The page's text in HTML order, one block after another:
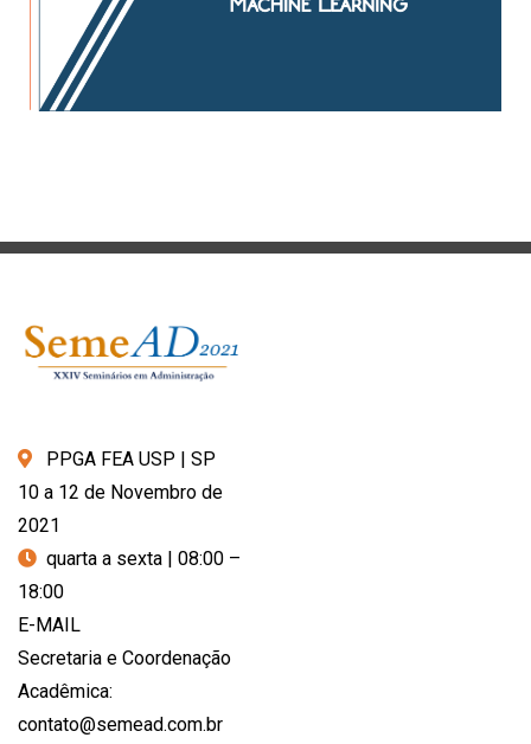
PPGA FEA USP | SP
10 a 12 de Novembro de
2021
quarta a sexta | 08:00 –
18:00
E-MAIL
Secretaria e Coordenação
Acadêmica:
contato@semead.com.br